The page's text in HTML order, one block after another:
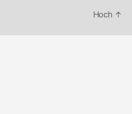
Hoch ↑